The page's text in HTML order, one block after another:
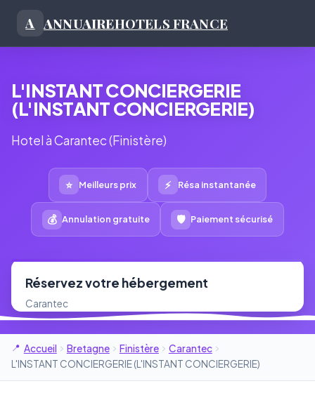
A ANNUAIREHOTELS FRANCE
L'INSTANT CONCIERGERIE
(L'INSTANT CONCIERGERIE)
Hotel à Carantec (Finistère)
⭐ Meilleurs prix ⚡ Résa instantanée
💰 Annulation gratuite 🛡 Paiement sécurisé
Réservez votre hébergement
Carantec
Accueil Bretagne Finistère
Carantec
L'INSTANT CONCIERGERIE (L'INSTANT CONCIERGERIE)